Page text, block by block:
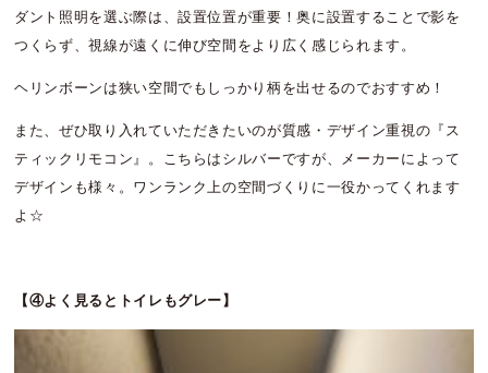
ダント照明を選ぶ際は、設置位置が重要！奥に設置することで影を
つくらず、視線が遠くに伸び空間をより広く感じられます。
ヘリンボーンは狭い空間でもしっかり柄を出せるのでおすすめ！
また、ぜひ取り入れていただきたいのが質感・デザイン重視の『ス
ティックリモコン』。こちらはシルバーですが、メーカーによって
デザインも様々。ワンランク上の空間づくりに一役かってくれます
よ☆
【④よく見るとトイレもグレー】